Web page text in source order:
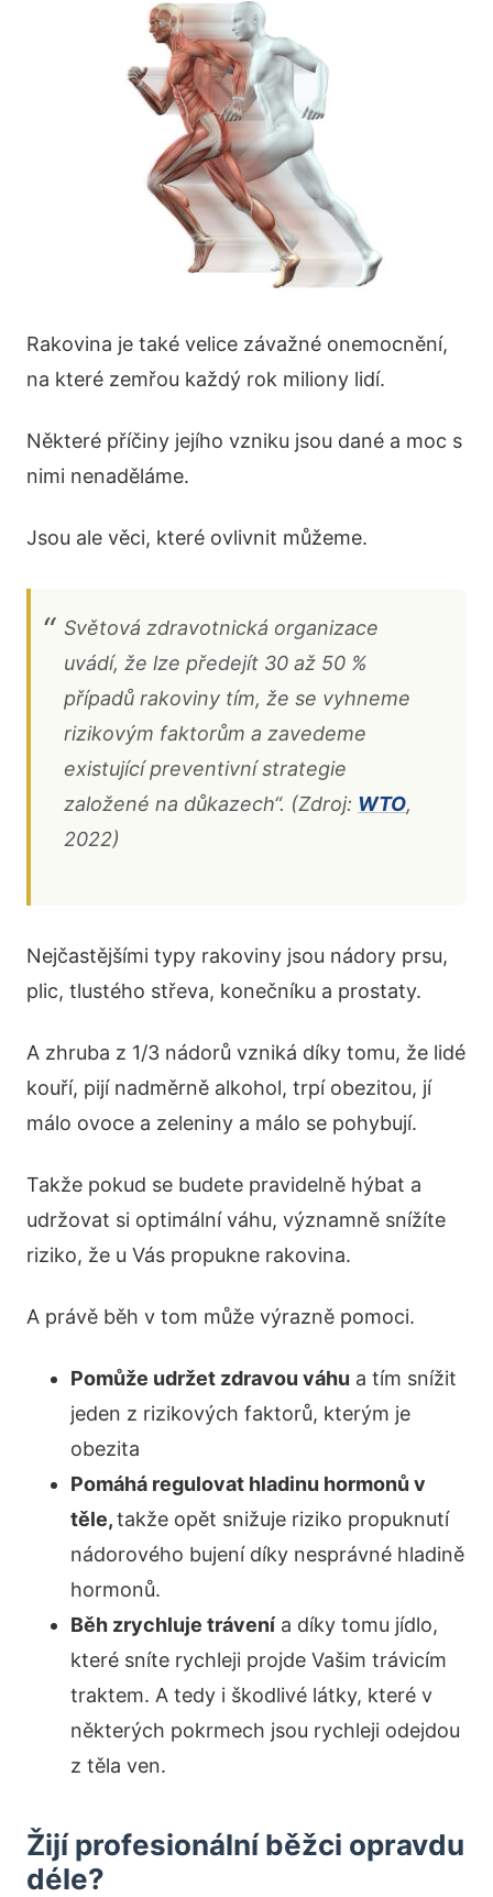
Rakovina je také velice závažné onemocnění,
na které zemřou každý rok miliony lidí.
Některé příčiny jejího vzniku jsou dané a moc s
nimi nenaděláme.
Jsou ale věci, které ovlivnit můžeme.
Světová zdravotnická organizace
uvádí, že lze předejít 30 až 50 %
případů rakoviny tím, že se vyhneme
rizikovým faktorům a zavedeme
existující preventivní strategie
založené na důkazech“. (Zdroj: WTO,
2022)
Nejčastějšími typy rakoviny jsou nádory prsu,
plic, tlustého střeva, konečníku a prostaty.
A zhruba z 1/3 nádorů vzniká díky tomu, že lidé
kouří, pijí nadměrně alkohol, trpí obezitou, jí
málo ovoce a zeleniny a málo se pohybují.
Takže pokud se budete pravidelně hýbat a
udržovat si optimální váhu, významně snížíte
riziko, že u Vás propukne rakovina.
A právě běh v tom může výrazně pomoci.
Pomůže udržet zdravou váhu a tím snížit
jeden z rizikových faktorů, kterým je
obezita
Pomáhá regulovat hladinu hormonů v
těle,takže opět snižuje riziko propuknutí
nádorového bujení díky nesprávné hladině
hormonů.
Běh zrychluje trávení a díky tomu jídlo,
které sníte rychleji projde Vašim trávicím
traktem. A tedy i škodlivé látky, které v
některých pokrmech jsou rychleji odejdou
z těla ven.
Žijí profesionální běžci opravdu
déle?